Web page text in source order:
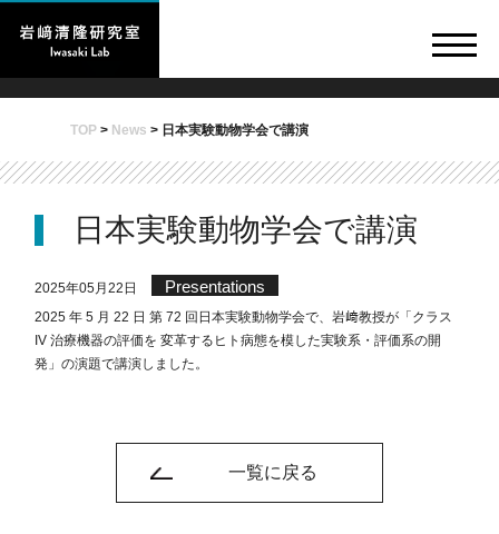
TOP> News > 日本実験動物学会で講演
日本実験動物学会で講演
2025年05月22日 Presentations
2025 年 5 月 22 日 第 72 回日本実験動物学会で、岩﨑教授が「クラス
IV 治療機器の評価を 変革するヒト病態を模した実験系・評価系の開
発」の演題で講演しました。
一覧に戻る